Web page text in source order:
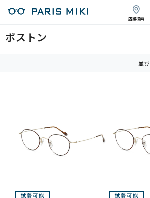
店舗検索
ボストン
並